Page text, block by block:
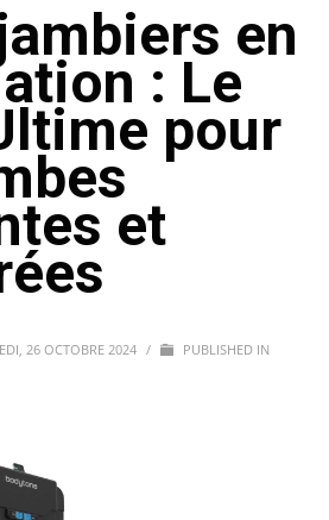
en
: Le
pour
et
26 OCTOBRE 2024 /
PUBLISHED IN